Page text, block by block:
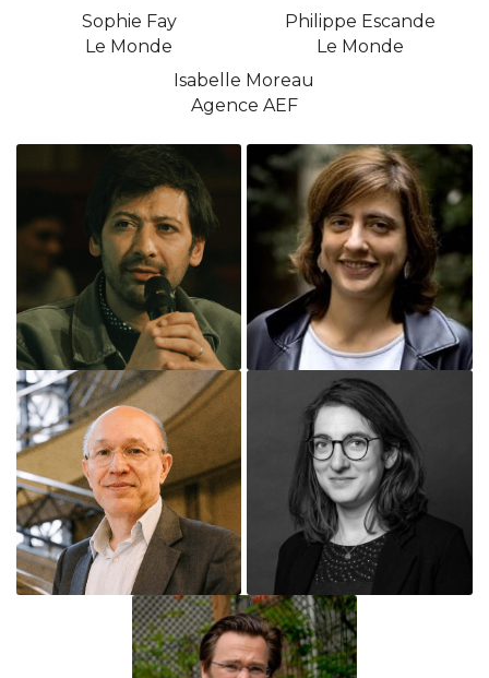
Sophie Fay
Le Monde
Philippe Escande
Le Monde
Isabelle Moreau
Agence AEF